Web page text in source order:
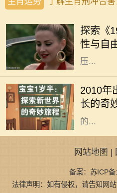
探索《
性与自
《1984
极权主义
社会中，
压...
2010年
长的奇
2010年，
充满希望
的孩子，
特质。今
的...
网站地图 |
备案：苏ICP
法律声明：如有侵权，请告知网